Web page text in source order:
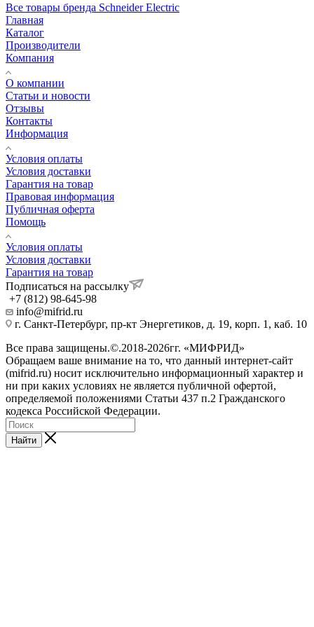
Все товары бренда Schneider Electric
Главная
Каталог
Производители
Компания
О компании
Статьи и новости
Отзывы
Контакты
Информация
Условия оплаты
Условия доставки
Гарантия на товар
Правовая информация
Публичная оферта
Помощь
Условия оплаты
Условия доставки
Гарантия на товар
Подписаться на рассылку
+7 (812) 98-645-98
info@mifrid.ru
г. Санкт-Петербург, пр-кт Энергетиков, д. 19, корп. 1, каб. 10
Все права защищены.©.2018-2026гг. «МИФРИД»
Обращаем ваше внимание на то, что данный интернет-сайт
(mifrid.ru) носит исключительно информационный характер и
ни при каких условиях не является публичной офертой,
определяемой положениями Статьи 437 п.2 Гражданского
кодекса Российской Федерации.
Найти